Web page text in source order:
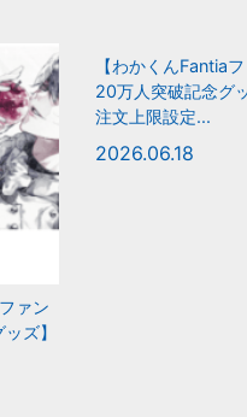
ァン
ズ】
【わかくんFantia
20万人突破記念グッ
注文上限設定...
2026.06.18